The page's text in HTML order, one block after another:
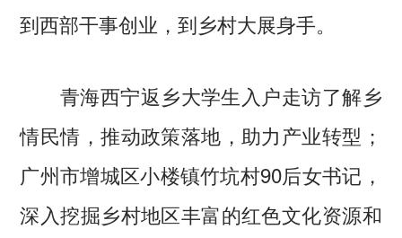
到西部干事创业，到乡村大展身手。
青海西宁返乡大学生入户走访了解乡
情民情，推动政策落地，助力产业转型；
广州市增城区小楼镇竹坑村90后女书记，
深入挖掘乡村地区丰富的红色文化资源和